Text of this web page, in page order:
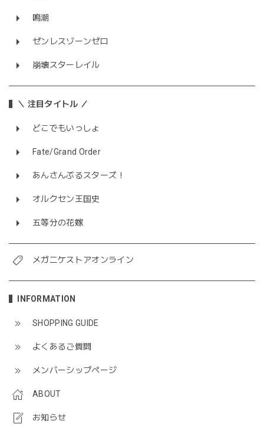
鳴潮
ゼンレスゾーンゼロ
崩壊スターレイル
＼ 注目タイトル ／
どこでもいっしょ
Fate/Grand Order
あんさんぶるスターズ！
オルクセン王国史
五等分の花嫁
メガニケストアオンライン
INFORMATION
SHOPPING GUIDE
よくあるご質問
メンバーシップページ
ABOUT
お知らせ